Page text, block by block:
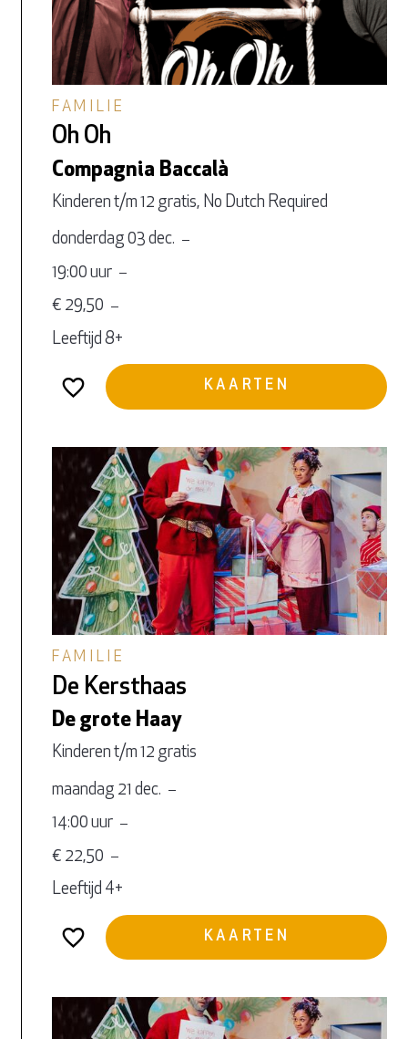
FAMILIE
Oh Oh
Compagnia Baccalà
Kinderen t/m 12 gratis, No Dutch Required
donderdag 03 dec.
19:00 uur
€ 29,50
Leeftijd 8+
KAARTEN
FAMILIE
De Kersthaas
De grote Haay
Kinderen t/m 12 gratis
maandag 21 dec.
14:00 uur
€ 22,50
Leeftijd 4+
KAARTEN